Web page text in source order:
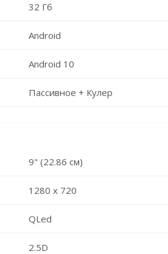
32 Гб
Android
Android 10
Пассивное + Кулер
9" (22.86 см)
1280 х 720
QLed
2.5D